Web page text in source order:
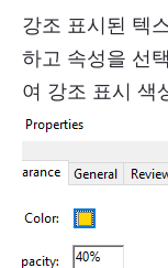
강조 표시된 텍
하고 속성을 선
여 강조 표시 색